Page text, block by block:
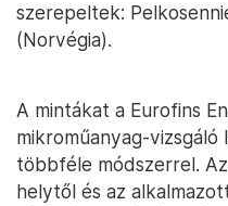
szerepeltek:
(Norvégia).
A mintákat a Eurofins
mikroműanyag-
többféle módszerrel.
helytől és az